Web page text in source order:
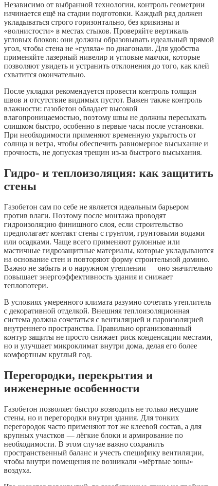
Независимо от выбранной технологии, контроль геометрии
начинается ещё на стадии подготовки. Каждый ряд должен
укладываться строго горизонтально, без кривизны и
«волнистости» в местах стыков. Проверяйте вертикаль
угловых блоков: они должны образовывать идеальный прямой
угол, чтобы стена не «гуляла» по диагонали. Для удобства
применяйте лазерный нивелир и угловые маячки, которые
позволяют увидеть и устранить отклонения до того, как клей
схватится окончательно.
После укладки рекомендуется провести контроль толщин
швов и отсутствие видимых пустот. Важен также контроль
влажности: газобетон обладает высокой
влагопроницаемостью, поэтому швы не должны пересыхать
слишком быстро, особенно в первые часы после установки.
При необходимости применяют временную укрытость от
солнца и ветра, чтобы обеспечить равномерное высыхание и
прочность, не допуская трещин из-за быстрого высыхания.
Гидро- и теплоизоляция: как защитить
стены
Газобетон сам по себе не является идеальным барьером
против влаги. Поэтому после монтажа проводят
гидроизоляцию финишного слоя, если строительство
предполагает контакт стены с грунтом, грунтовыми водами
или осадками. Чаще всего применяют рулонные или
мастичные гидрозащитные материалы, которые укладываются
на основание стен и повторяют форму строительной домино.
Важно не забыть и о наружном утеплении — оно значительно
повышает энергоэффективность здания и снижает
теплопотери.
В условиях умеренного климата разумно сочетать утеплитель
с декоративной отделкой. Внешняя теплоизоляционная
система должна сочетаться с вентиляцией и пароизоляцией
внутреннего пространства. Правильно организованный
контур защиты не просто снижает риск конденсации местами,
но и улучшает микроклимат внутри дома, делая его более
комфортным круглый год.
Перегородки, перекрытия и
инженерные особенности
Газобетон позволяет быстро возводить не только несущие
стены, но и перегородки внутри здания. Для тонких
перегородок часто применяют тот же клеевой состав, а для
крупных участков — лёгкие блоки и армирование по
необходимости. В этом случае важно сохранить
пространственный баланс и учесть специфику вентиляции,
чтобы внутри помещения не возникали «мёртвые зоны»
воздуха.